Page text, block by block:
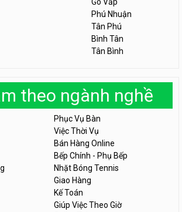
Phú Nhuận
Tân Phú
Bình Tân
Tân Bình
theo ngành nghề
Phục Vụ Bàn
Việc Thời Vụ
Bán Hàng Online
Bếp Chính - Phụ Bếp
Nhặt Bóng Tennis
Giao Hàng
Kế Toán
Giúp Việc Theo Giờ